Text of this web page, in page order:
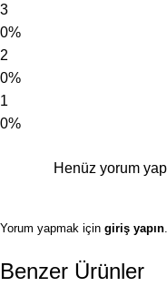
3
0%
2
0%
1
0%
Henüz yorum
Yorum yapmak için giriş yapın.
Benzer Ürünler